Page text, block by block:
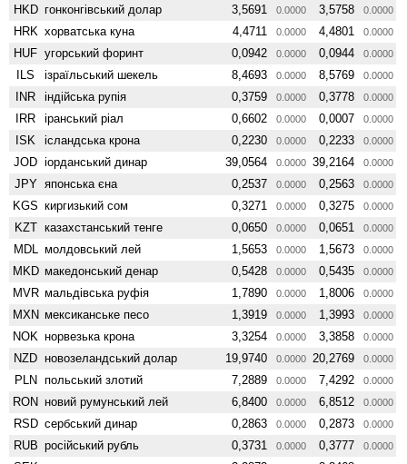
HKD гонконгівський долар 3,5691 0.0000 3,5758 0.0000
HRK хорватська куна 4,4711 0.0000 4,4801 0.0000
HUF угорський форинт 0,0942 0.0000 0,0944 0.0000
ILS ізраїльський шекель 8,4693 0.0000 8,5769 0.0000
INR індійська рупія 0,3759 0.0000 0,3778 0.0000
IRR іранський ріал 0,6602 0.0000 0,0007 0.0000
ISK ісландська крона 0,2230 0.0000 0,2233 0.0000
JOD іорданський динар 39,0564 0.0000 39,2164 0.0000
JPY японська єна 0,2537 0.0000 0,2563 0.0000
KGS киргизький сом 0,3271 0.0000 0,3275 0.0000
KZT казахстанський тенге 0,0650 0.0000 0,0651 0.0000
MDL молдовський лей 1,5653 0.0000 1,5673 0.0000
MKD македонський денар 0,5428 0.0000 0,5435 0.0000
MVR мальдівська руфія 1,7890 0.0000 1,8006 0.0000
MXN мексиканське песо 1,3919 0.0000 1,3993 0.0000
NOK норвезька крона 3,3254 0.0000 3,3858 0.0000
NZD ново­зеландський долар 19,9740 0.0000 20,2769 0.0000
PLN польський злотий 7,2889 0.0000 7,4292 0.0000
RON новий румунський лей 6,8400 0.0000 6,8512 0.0000
RSD сербський динар 0,2863 0.0000 0,2873 0.0000
RUB російський рубль 0,3731 0.0000 0,3777 0.0000